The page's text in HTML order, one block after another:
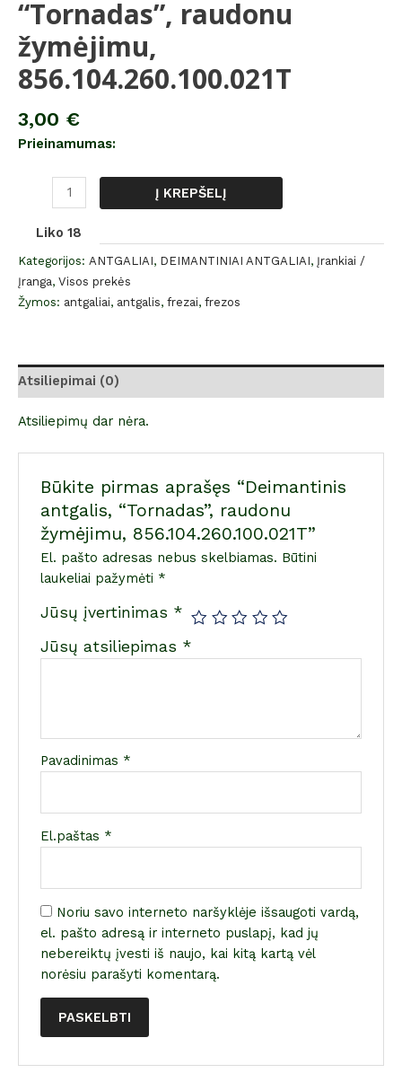
“Tornadas”, raudonu
žymėjimu,
856.104.260.100.021T
3,00 €
Prieinamumas:
Į KREPŠELĮ
Liko 18
Kategorijos: ANTGALIAI, DEIMANTINIAI ANTGALIAI, Įrankiai /
Įranga, Visos prekės
Žymos: antgaliai, antgalis, frezai, frezos
Atsiliepimai (0)
Atsiliepimų dar nėra.
Būkite pirmas aprašęs “Deimantinis
antgalis, “Tornadas”, raudonu
žymėjimu, 856.104.260.100.021T”
El. pašto adresas nebus skelbiamas. Būtini
laukeliai pažymėti *
Jūsų įvertinimas *
Jūsų atsiliepimas *
Pavadinimas *
El.paštas *
Noriu savo interneto naršyklėje išsaugoti vardą,
el. pašto adresą ir interneto puslapį, kad jų
nebereiktų įvesti iš naujo, kai kitą kartą vėl
norėsiu parašyti komentarą.